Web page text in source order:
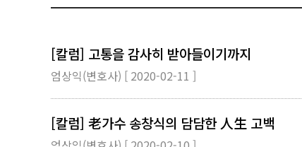
[칼럼] 고통을 감사히 받아들이기까지
엄상익(변호사) [ 2020-02-11 ]
[칼럼] 老가수 송창식의 담담한 人生 고백